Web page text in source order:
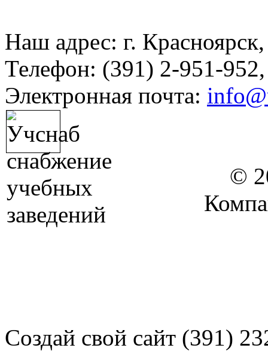
Наш адрес: г.
Телефон: (391) 2-951-
Электронная почта:
©
Создай свой сайт (391)